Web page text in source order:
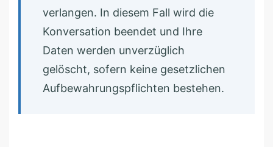
verlangen. In diesem Fall wird die
Konversation beendet und Ihre
Daten werden unverzüglich
gelöscht, sofern keine gesetzlichen
Aufbewahrungspflichten bestehen.